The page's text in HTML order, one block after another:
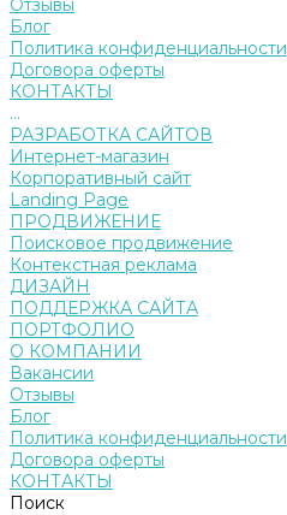
Отзывы
Блог
Политика конфиденциальности
Договора оферты
КОНТАКТЫ
...
РАЗРАБОТКА САЙТОВ
Интернет-магазин
Корпоративный сайт
Landing Page
ПРОДВИЖЕНИЕ
Поисковое продвижение
Контекстная реклама
ДИЗАЙН
ПОДДЕРЖКА САЙТА
ПОРТФОЛИО
О КОМПАНИИ
Вакансии
Отзывы
Блог
Политика конфиденциальности
Договора оферты
КОНТАКТЫ
Поиск